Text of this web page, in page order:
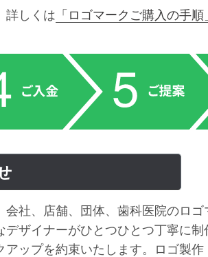
詳しくは 「ロゴマークご購入の手順
社、店舗、団体、歯科医院のロ
ザイナーがひとつひとつ丁寧に
ップを約束いたします。ロゴ製作